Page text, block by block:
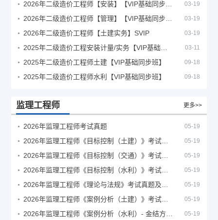
03-19
03-19
2026年二级造价工程师【土建实务】SVIP 03-19
03-11
2025年二级造价工程师土建【VIP基础同步班】 09-18
2025年二级造价工程师水利【VIP基础同步班】 09-18
监理工程师 更多>>
2026年监理工程师考试真题 05-19
05-19
05-19
05-19
05-19
05-19
05-19